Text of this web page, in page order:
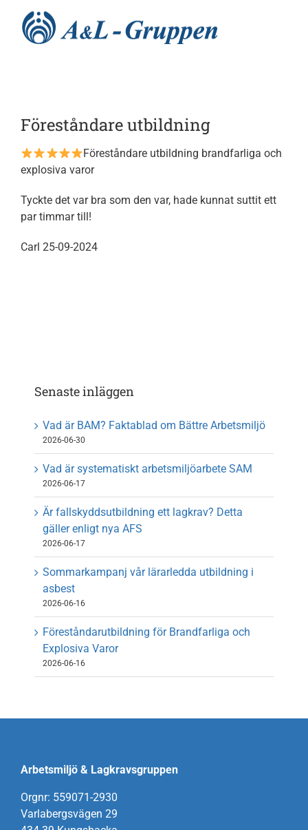
innehållet
Nyheter
Utbildningar
Tjänster
Föreståndare utbildning
Föreståndare utbildning brandfarliga och
explosiva varor
Tyckte det var bra som den var, hade kunnat suttit ett
par timmar till!
Carl 25-09-2024
Senaste inläggen
Vad är BAM? Faktablad om Bättre Arbetsmiljö
2026-06-30
Vad är systematiskt arbetsmiljöarbete SAM
2026-06-17
Är fallskyddsutbildning ett lagkrav? Detta
gäller enligt nya AFS
2026-06-17
Sommarkampanj vår lärarledda utbildning i
asbest
2026-06-16
Föreståndarutbildning för Brandfarliga och
Explosiva Varor
2026-06-16
Arbetsmiljö & Lagkravsgruppen
Orgnr: 559071-2930
Varlabergsvägen 29